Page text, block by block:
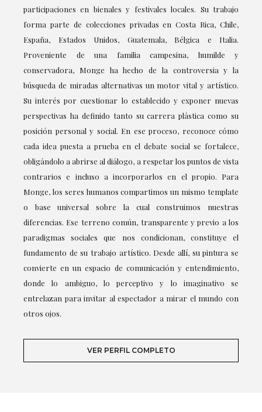
participaciones en bienales y festivales locales. Su trabajo
forma parte de colecciones privadas en Costa Rica, Chile,
España, Estados Unidos, Guatemala, Bélgica e Italia.
Proveniente de una familia campesina, humilde y
conservadora, Monge ha hecho de la controversia y la
búsqueda de miradas alternativas un motor vital y artístico.
Su interés por cuestionar lo establecido y exponer nuevas
perspectivas ha definido tanto su carrera plástica como su
posición personal y social. En ese proceso, reconoce cómo
cada idea puesta a prueba en el debate social se fortalece,
obligándolo a abrirse al diálogo, a respetar los puntos de vista
contrarios e incluso a incorporarlos en el propio. Para
Monge, los seres humanos compartimos un mismo template
o base universal sobre la cual construimos nuestras
diferencias. Ese terreno común, transparente y previo a los
paradigmas sociales que nos condicionan, constituye el
fundamento de su trabajo artístico. Desde allí, su pintura se
convierte en un espacio de comunicación y entendimiento,
donde lo ambiguo, lo perceptivo y lo imaginativo se
entrelazan para invitar al espectador a mirar el mundo con
otros ojos.
VER PERFIL COMPLETO